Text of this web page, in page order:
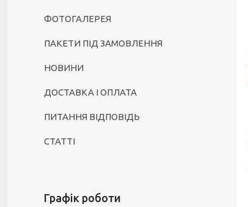
ФОТОГАЛЕРЕЯ
ПАКЕТИ ПІД ЗАМОВЛЕННЯ
НОВИНИ
ДОСТАВКА І ОПЛАТА
ПИТАННЯ ВІДПОВІДЬ
СТАТТІ
Графік роботи